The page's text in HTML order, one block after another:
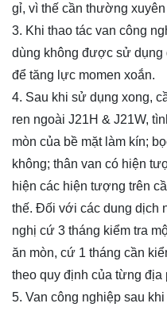
gỉ, vì thế cần thường
3. Khi thao tác van công
dùng không được sử dụng
để tăng lực momen xoắn.
4. Sau khi sử dụng xong,
ren ngoài J21H & J21W,
mòn của bề mặt làm kín;
không; thân van có hiện
hiện các hiện tượng trên
thế. Đối với các dung dịch
nghị cứ 3 tháng kiểm tra
ăn mòn, cứ 1 tháng cần
theo quy định của từng địa
5. Van công nghiệp sau